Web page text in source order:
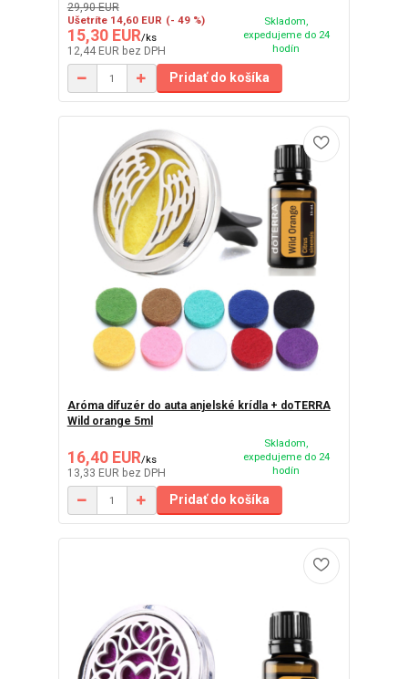
29,90 EUR
Ušetríte 14,60 EUR (- 49 %)
15,30 EUR/ks
12,44 EUR bez DPH
Skladom,
expedujeme do 24
hodín
Pridať do košíka
Aróma difuzér do auta anjelské krídla + doTERRA
Wild orange 5ml
16,40 EUR/ks
13,33 EUR bez DPH
Skladom,
expedujeme do 24
hodín
Pridať do košíka